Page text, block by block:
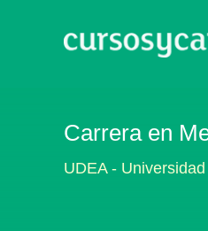
Carrera en
UDEA -